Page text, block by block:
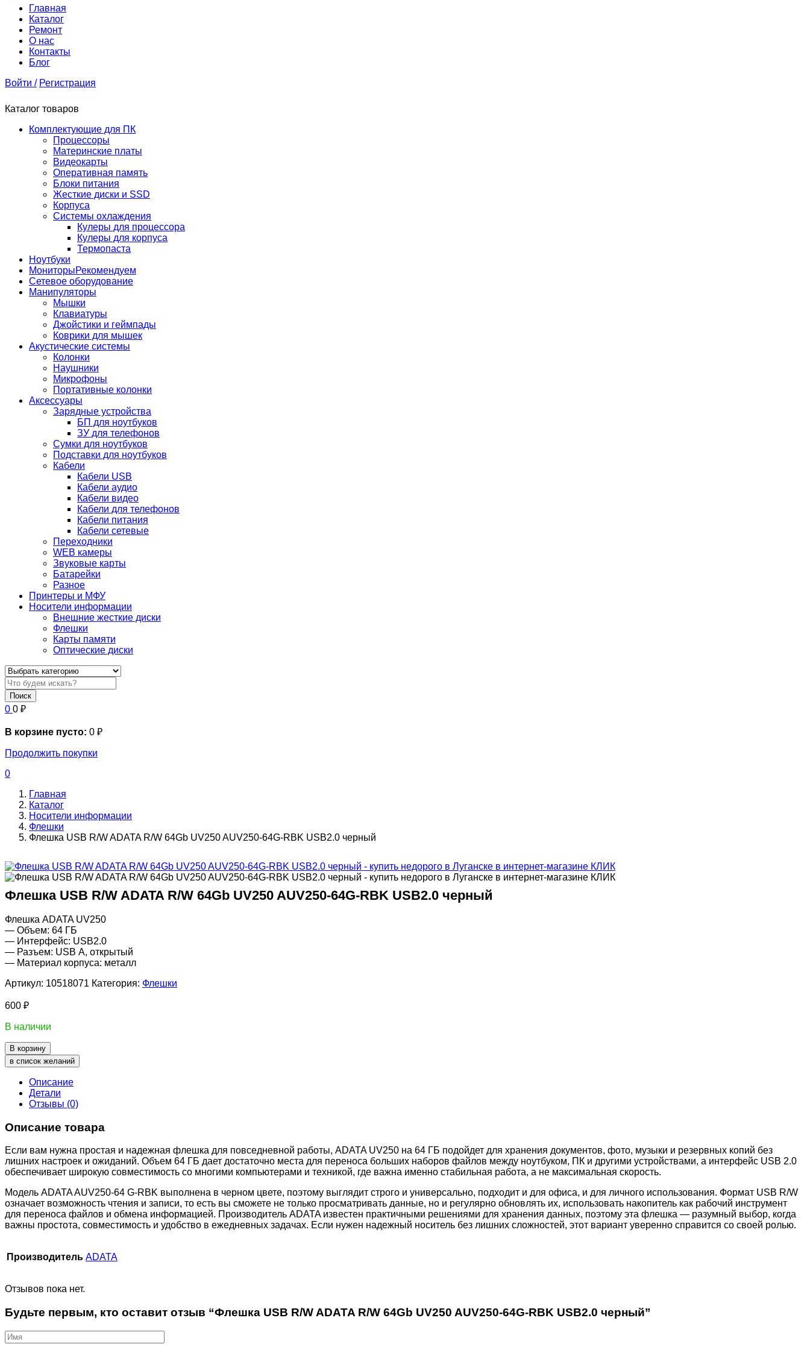
Главная
Каталог
Ремонт
О нас
Контакты
Блог
Войти / Регистрация
Каталог товаров
Комплектующие для ПК
Процессоры
Материнские платы
Видеокарты
Оперативная память
Блоки питания
Жесткие диски и SSD
Корпуса
Системы охлаждения
Кулеры для процессора
Кулеры для корпуса
Термопаста
Ноутбуки
МониторыРекомендуем
Сетевое оборудование
Манипуляторы
Мышки
Клавиатуры
Джойстики и геймпады
Коврики для мышек
Акустические системы
Колонки
Наушники
Микрофоны
Портативные колонки
Аксессуары
Зарядные устройства
БП для ноутбуков
ЗУ для телефонов
Сумки для ноутбуков
Подставки для ноутбуков
Кабели
Кабели USB
Кабели аудио
Кабели видео
Кабели для телефонов
Кабели питания
Кабели сетевые
Переходники
WEB камеры
Звуковые карты
Батарейки
Разное
Принтеры и МФУ
Носители информации
Внешние жесткие диски
Флешки
Карты памяти
Оптические диски
Поиск
0 0 ₽
В корзине пусто: 0 ₽
Продолжить покупки
0
Главная
Каталог
Носители информации
Флешки
Флешка USB R/W ADATA R/W 64Gb UV250 AUV250-64G-RBK USB2.0 черный
Флешка USB R/W ADATA R/W 64Gb UV250 AUV250-64G-RBK USB2.0 черный
Флешка ADATA UV250
— Объем: 64 ГБ
— Интерфейс: USB2.0
— Разъем: USB А, открытый
— Материал корпуса: металл
Артикул: 10518071 Категория: Флешки
600 ₽
В наличии
В корзину
в список желаний
Описание
Детали
Отзывы (0)
Описание товара
Если вам нужна простая и надежная флешка для повседневной работы, ADATA UV250 на 64 ГБ подойдет для хранения документов, фото, музыки и резервных копий без
лишних настроек и ожиданий. Объем 64 ГБ дает достаточно места для переноса больших наборов файлов между ноутбуком, ПК и другими устройствами, а интерфейс USB 2.0
обеспечивает широкую совместимость со многими компьютерами и техникой, где важна именно стабильная работа, а не максимальная скорость.
Модель ADATA AUV250-64 G-RBK выполнена в черном цвете, поэтому выглядит строго и универсально, подходит и для офиса, и для личного использования. Формат USB R/W
означает возможность чтения и записи, то есть вы сможете не только просматривать данные, но и регулярно обновлять их, использовать накопитель как рабочий инструмент
для переноса файлов и обмена информацией. Производитель ADATA известен практичными решениями для хранения данных, поэтому эта флешка — разумный выбор, когда
важны простота, совместимость и удобство в ежедневных задачах. Если нужен надежный носитель без лишних сложностей, этот вариант уверенно справится со своей ролью.
Производитель ADATA
Отзывов пока нет.
Будьте первым, кто оставит отзыв “Флешка USB R/W ADATA R/W 64Gb UV250 AUV250-64G-RBK USB2.0 черный”